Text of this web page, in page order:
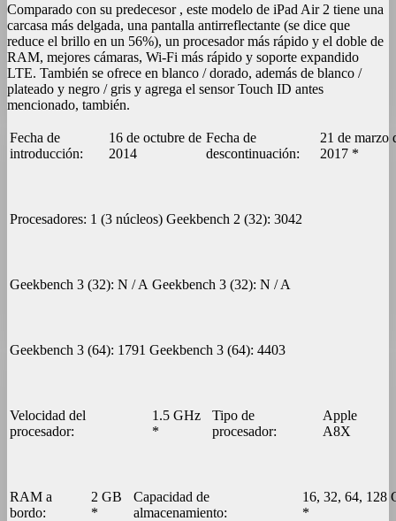
Comparado con su predecesor , este modelo de iPad Air 2 tiene una
carcasa más delgada, una pantalla antirreflectante (se dice que
reduce el brillo en un 56%), un procesador más rápido y el doble de
RAM, mejores cámaras, Wi-Fi más rápido y soporte expandido
LTE. También se ofrece en blanco / dorado, además de blanco /
plateado y negro / gris y agrega el sensor Touch ID antes
mencionado, también.
Fecha de
introducción:
16 de octubre de
2014
Fecha de
descontinuación:
21 de marzo
2017 *
Procesadores: 1 (3 núcleos) Geekbench 2 (32): 3042
Geekbench 3 (32): N / A Geekbench 3 (32): N / A
Geekbench 3 (64): 1791 Geekbench 3 (64): 4403
Velocidad del
procesador:
1.5 GHz
*
Tipo de
procesador:
Apple
A8X
RAM a
bordo:
2 GB
*
Capacidad de
almacenamiento:
16, 32, 64, 128
*